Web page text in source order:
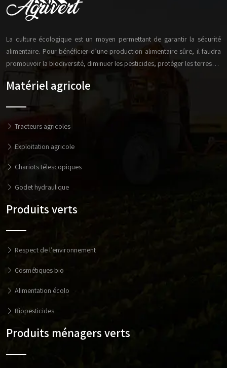
La culture écologique est un moyen permettant de garantir la sécurité
alimentaire. Pour bénéficier d’une production alimentaire sûre, il faudra
promouvoir la biodiversité, diminuer les pesticides, protéger les terres…
Matériel agricole
Tracteurs agricoles
Exploitation agricole
Chariots télescopiques
Godet hydraulique
Produits verts
Respect de l’environnement
Cosmétiques bio
Alimentation écolo
Biopesticides
Produits ménagers verts